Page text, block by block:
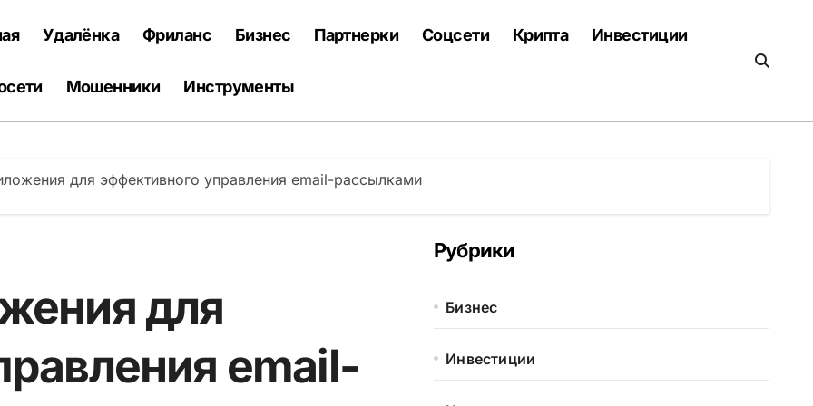
Удалёнка Фриланс Бизнес Партнерки Соцсети Крипта Инвестиции
Мошенники Инструменты
для эффективного управления email-рассылками
для
email-
Рубрики
Бизнес
Инвестиции